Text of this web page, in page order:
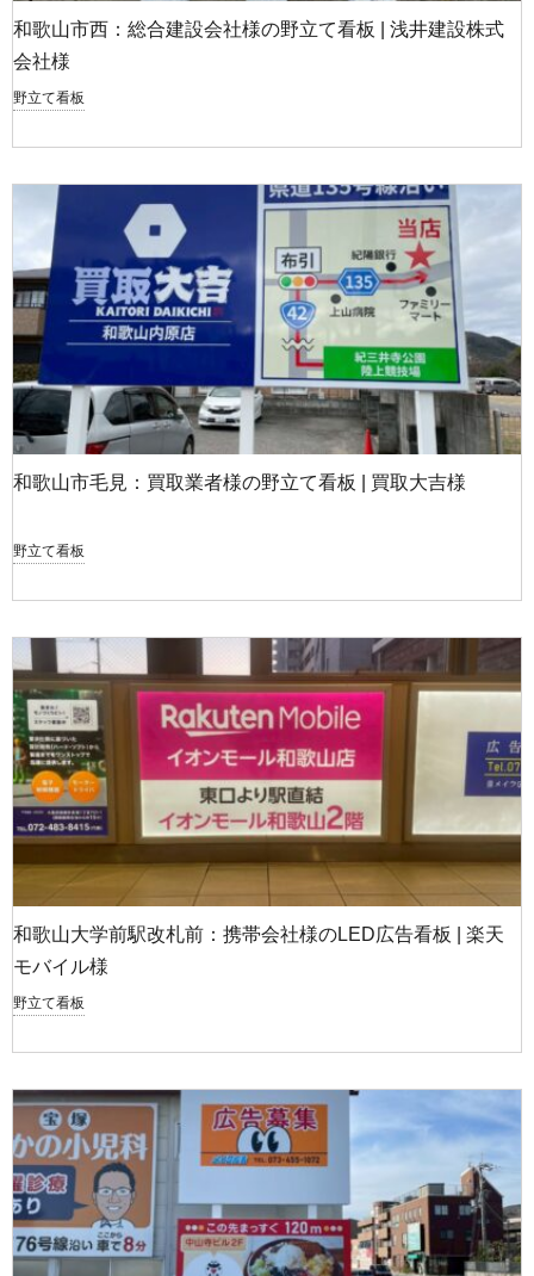
和歌山市西：総合建設会社様の野立て看板 | 浅井建設株式
会社様
野立て看板
和歌山市毛見：買取業者様の野立て看板 | 買取大吉様
野立て看板
和歌山大学前駅改札前：携帯会社様のLED広告看板 | 楽天
モバイル様
野立て看板